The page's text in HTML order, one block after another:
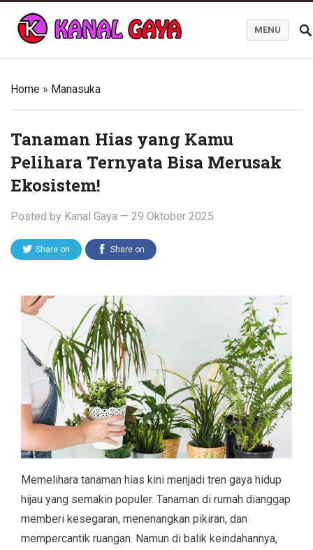
MENU
Home » Manasuka
Tanaman Hias yang Kamu
Pelihara Ternyata Bisa Merusak
Ekosistem!
Posted by Kanal Gaya — 29 Oktober 2025
Share on Share on
Memelihara tanaman hias kini menjadi tren gaya hidup
hijau yang semakin populer. Tanaman di rumah dianggap
memberi kesegaran, menenangkan pikiran, dan
mempercantik ruangan. Namun di balik keindahannya,